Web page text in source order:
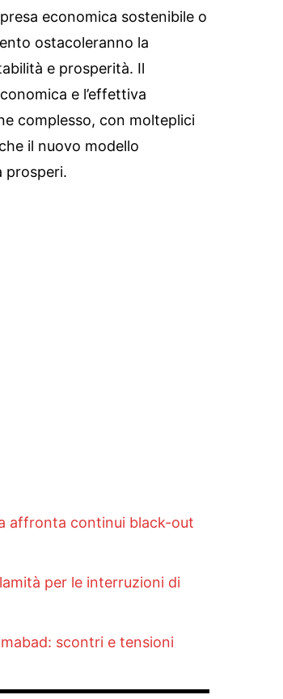
economica sostenibile o
ostacoleranno la
e prosperità. Il
e l’effettiva
complesso, con molteplici
il nuovo modello
prosperi.
affronta continui black-out
per le interruzioni di
scontri e tensioni